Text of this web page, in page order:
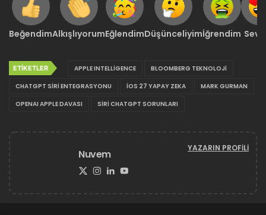
BeğendimAlkışlıyorumEğlendimDüşünceliyimİğrendim
ETIKETLER APPLE INTELLIGENCE
BLOOMBERG TEKNOLOJI
CHATGPT SIRI ENTEGRASYONU
IOS 27 YAPAY ZEKA
MARK GURMAN
OPENAI APPLE DAVASI
SIRI CHATGPT SORUNLARI
Nuvem YAZARIN PROFILI